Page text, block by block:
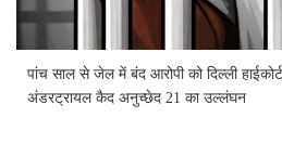
पांच साल से जेल में बंद आरोपी को दिल्ली
अंडरट्रायल कैद अनुच्छेद 21 का उल्लंघन